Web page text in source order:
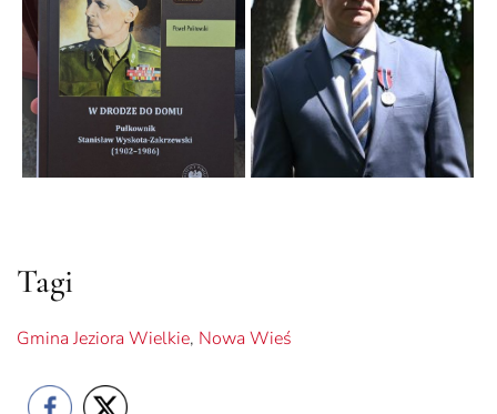
Tagi
Gmina Jeziora Wielkie, Nowa Wieś